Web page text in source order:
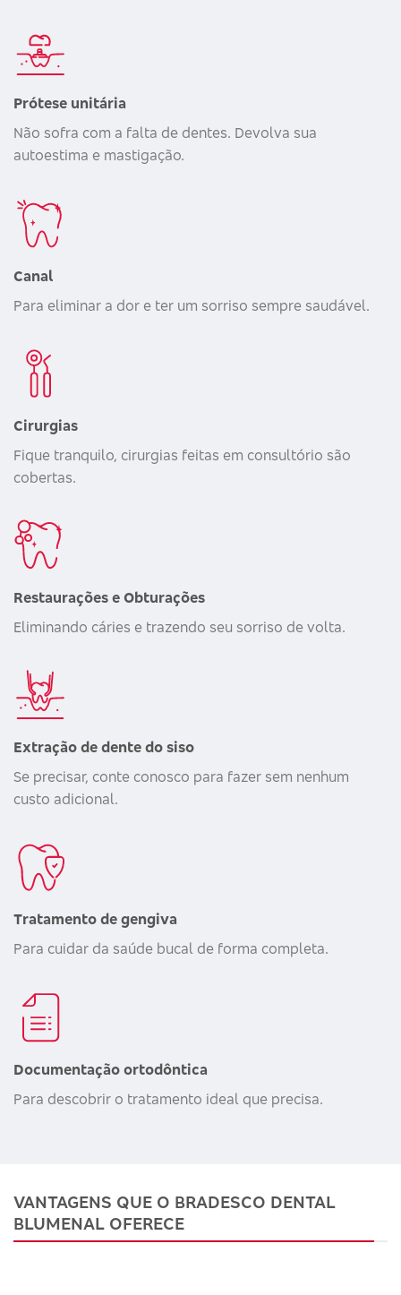
Prótese unitária
Não sofra com a falta de dentes. Devolva sua
autoestima e mastigação.
Canal
Para eliminar a dor e ter um sorriso sempre saudável.
Cirurgias
Fique tranquilo, cirurgias feitas em consultório são
cobertas.
Restaurações e Obturações
Eliminando cáries e trazendo seu sorriso de volta.
Extração de dente do siso
Se precisar, conte conosco para fazer sem nenhum
custo adicional.
Tratamento de gengiva
Para cuidar da saúde bucal de forma completa.
Documentação ortodôntica
Para descobrir o tratamento ideal que precisa.
VANTAGENS QUE O BRADESCO DENTAL
BLUMENAL OFERECE